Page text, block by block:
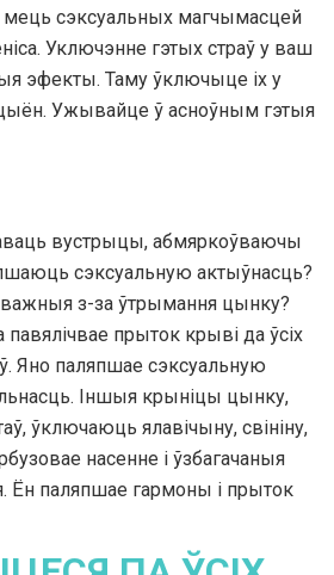
сэксуальных магчымасцей
Уключэнне гэтых страў у ваш
эфекты. Таму ўключыце іх у
Ужывайце ў асноўным гэтыя
вустрыцы, абмяркоўваючы
сэксуальную актыўнасць?
з-за ўтрымання цынку?
павялічвае прыток крыві да ўсіх
Яно паляпшае сэксуальную
Іншыя крыніцы цынку,
ўключаюць ялавічыну, свініну,
насенне і ўзбагачаныя
паляпшае гармоны і прыток